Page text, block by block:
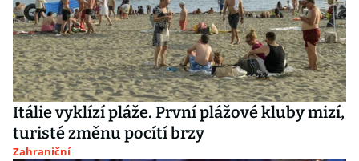
Itálie vyklízí pláže. První plážové kluby mizí,
turisté změnu pocítí brzy
Zahraniční